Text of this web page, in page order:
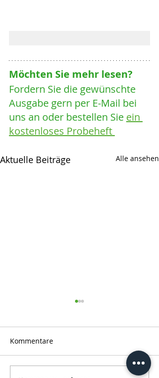
Möchten Sie mehr lesen?
Fordern Sie die gewünschte
Ausgabe gern per E-Mail bei
uns an oder bestellen Sie ein
kostenloses Probeheft
Aktuelle Beiträge Alle ansehen
Kommentare